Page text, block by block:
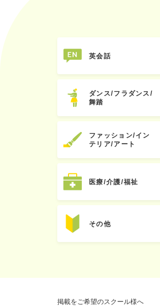
英会話
ダンス/フラダンス/
舞踏
ファッション/イン
テリア/アート
医療/介護/福祉
その他
掲載をご希望のスクール様へ